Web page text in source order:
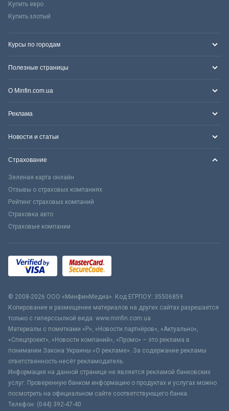
Купить евро
Купить злотый
Курсы по городам
Полезные страницы
О Minfin.com.ua
Реклама
Новости и статьи
Страхование
Зеленая карта онлайн
Отзывы о страховых компаниях
Рейтинг страховых компаний
Страховка авто
Страховые компании
© 2008-2026 ООО «МинфинМедиа». Код ЕГРПОУ: 35506859
Копирование и размещение материалов на других сайтах разрешается
только с гиперссылкой вида: www.minfin.com.ua
Материалы с пометками «Р», «Новости партнёров», «Актуально»,
«Спецпроект», «Новости компаний», «Промо» – это реклама в
понимании Закона Украины «О рекламе». За содержание рекламы
ответственность несёт рекламодатель.
Информация на данной странице не является рекламой банковских
услуг. Проверенную банком информацию о продуктах и услугах можно
посмотреть на официальном сайте соответствующего банка.
Телефон: (044) 392-47-40